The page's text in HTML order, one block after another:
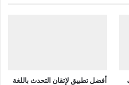
أفضل تطبيق لإتقان التحدث باللغة